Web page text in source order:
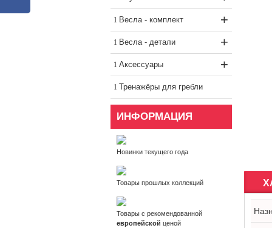
Весла - комплект +
Весла - детали +
Аксессуары +
Тренажёры для гребли
ИНФОРМАЦИЯ
Новинки текущего года
Товары прошлых коллекций
Товары с рекомендованной
европейской ценой